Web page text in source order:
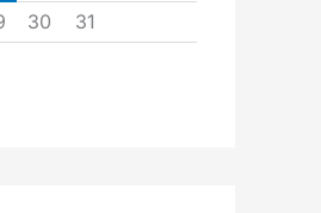
30 31